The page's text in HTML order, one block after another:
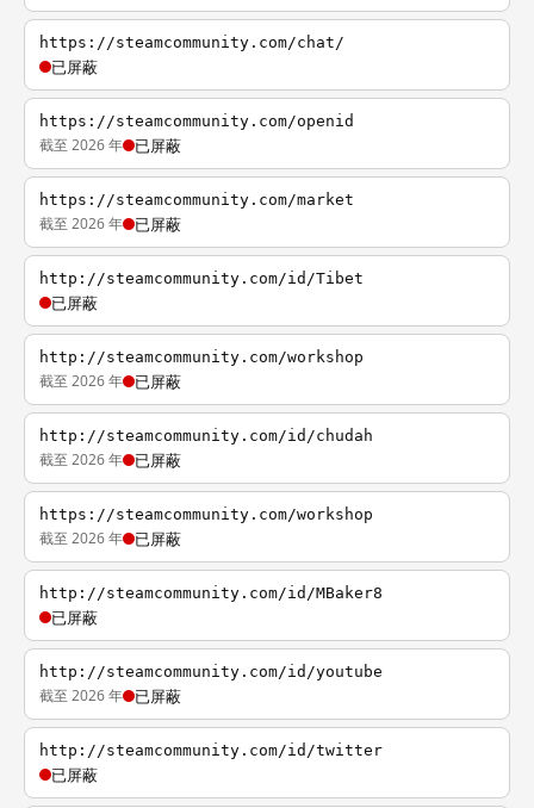
https://steamcommunity.com/chat/
已屏蔽
https://steamcommunity.com/openid
截至 2026 年 已屏蔽
https://steamcommunity.com/market
截至 2026 年 已屏蔽
http://steamcommunity.com/id/Tibet
已屏蔽
http://steamcommunity.com/workshop
截至 2026 年 已屏蔽
http://steamcommunity.com/id/chudah
截至 2026 年 已屏蔽
https://steamcommunity.com/workshop
截至 2026 年 已屏蔽
http://steamcommunity.com/id/MBaker8
已屏蔽
http://steamcommunity.com/id/youtube
截至 2026 年 已屏蔽
http://steamcommunity.com/id/twitter
已屏蔽